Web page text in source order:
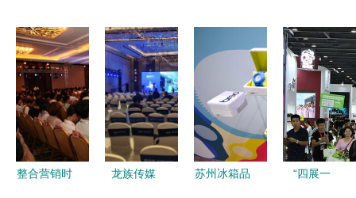
整合营销时
龙族传媒
苏州冰箱品
“四展一